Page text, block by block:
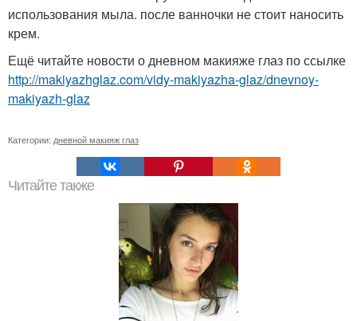
использования мыла. после ванночки не стоит наносить
крем.
Ещё читайте новости о дневном макияже глаз по ссылке
http://makiyazhglaz.com/vidy-makiyazha-glaz/dnevnoy-
makiyazh-glaz
Категории: дневной макияж глаз
Читайте также